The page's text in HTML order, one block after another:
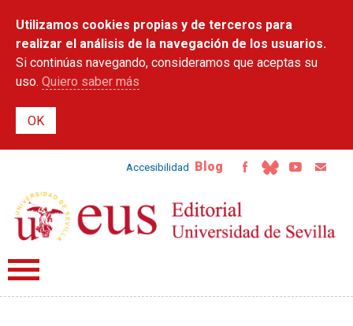
contenido
principal
Utilizamos cookies propias y de terceros para
realizar el análisis de la navegación de los usuarios.
Si continúas navegando, consideramos que aceptas su
uso. Quiero saber más
Accesibilidad Blog